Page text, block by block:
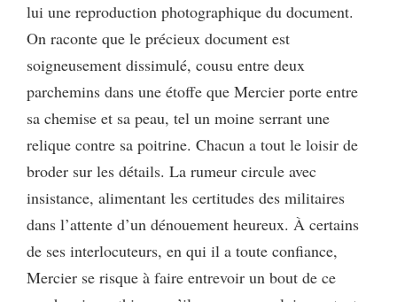
lui une reproduction photographique du document.
On raconte que le précieux document est
soigneusement dissimulé, cousu entre deux
parchemins dans une étoffe que Mercier porte entre
sa chemise et sa peau, tel un moine serrant une
relique contre sa poitrine. Chacun a tout le loisir de
broder sur les détails. La rumeur circule avec
insistance, alimentant les certitudes des militaires
dans l’attente d’un dénouement heureux. À certains
de ses interlocuteurs, en qui il a toute confiance,
Mercier se risque à faire entrevoir un bout de ce